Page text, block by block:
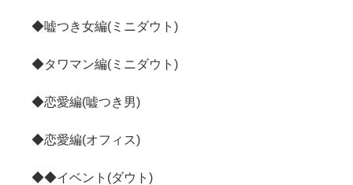
◆嘘つき女編(ミニダウト)
◆タワマン編(ミニダウト)
◆恋愛編(嘘つき男)
◆恋愛編(オフィス)
◆◆イベント(ダウト)